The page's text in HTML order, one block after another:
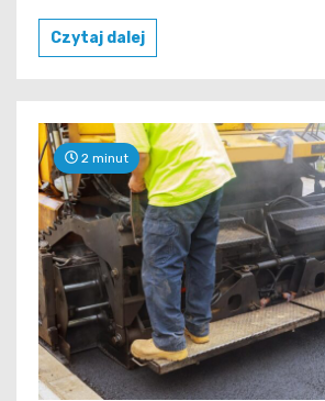
Czytaj dalej
2 minut